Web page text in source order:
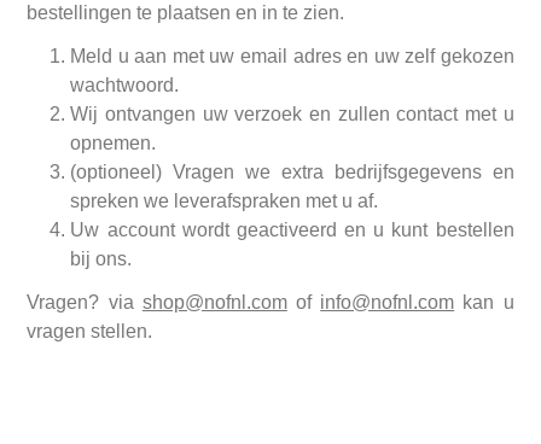
bestellingen te plaatsen en in te zien.
Meld u aan met uw email adres en uw zelf gekozen
wachtwoord.
Wij ontvangen uw verzoek en zullen contact met u
opnemen.
(optioneel) Vragen we extra bedrijfsgegevens en
spreken we leverafspraken met u af.
Uw account wordt geactiveerd en u kunt bestellen
bij ons.
Vragen? via shop@nofnl.comof info@nofnl.com kan u
vragen stellen.